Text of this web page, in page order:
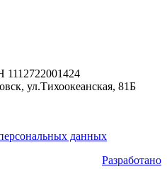
ул.Тихоокеанская, 81Б
данных
Разработано